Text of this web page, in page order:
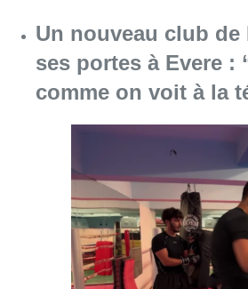
Un nouveau club de
ses portes à Evere :
comme on voit à la